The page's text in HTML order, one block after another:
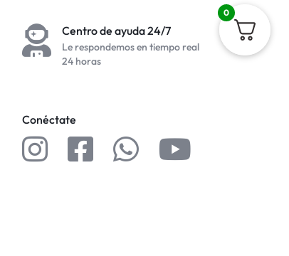
Centro de ayuda 24/7
Le respondemos en tiempo real
24 horas
Conéctate
0